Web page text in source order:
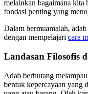
melainkan bagaimana kita
fondasi penting yang
Dalam bermuamalah,
dengan mempelajari cara
Landasan Filosofis
Adab berhutang
bentuk kepercayaan yang